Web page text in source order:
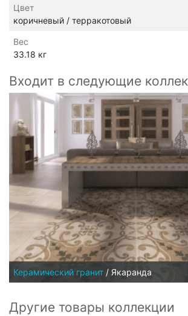
Цвет
коричневый / терракотовый
Вес
33.18 кг
Входит в следующие
Керамический гранит / Якаранда
Другие товары коллекции